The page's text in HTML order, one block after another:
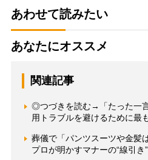
あわせて読みたい
あなたにオススメ
関連記事
◎つづきを読む→「たった一
用トラブルを避けるために最
葬儀で「パンツスーツや金
プロが明かすマナーの“線引き”